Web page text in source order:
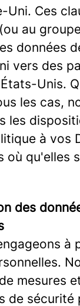
Uni. Ces
au
données
vers des
Unis.
les cas,
les
à vos
où qu'elles
des
à
mesures
de sécurité